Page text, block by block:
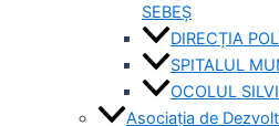
SEBEȘ
DIRECȚIA
SPITALUL
OCOLUL
Asociația de